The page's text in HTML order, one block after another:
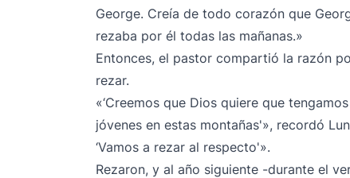
George. Creía de todo corazón que
rezaba por él todas las mañanas.»
Entonces, el pastor compartió la razón
rezar.
«‘Creemos que Dios quiere que
jóvenes en estas montañas'», recordó
‘Vamos a rezar al respecto'».
Rezaron, y al año siguiente -durante el